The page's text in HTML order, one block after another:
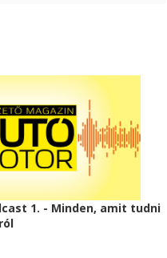
1. - Minden, amit tudni